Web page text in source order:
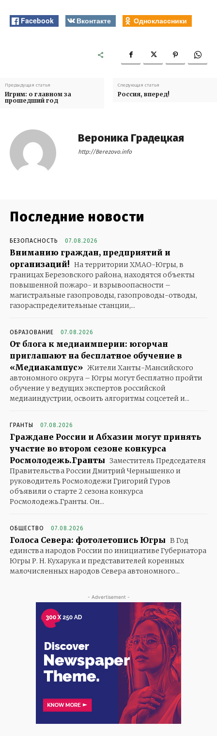
Facebook Вконтакте Одноклассники
Предыдущая статья
Игрим: о главном за
прошедший год
Следующая статья
Россия, вперед!
Вероника Градецкая
http://Berezovo.info
Последние новости
БЕЗОПАСНОСТЬ 07.08.2026
Вниманию граждан, предприятий и
организаций! На территории ХМАО-Югры, в
границах Березовского района, находятся объекты
повышенной пожаро- и взрывоопасности –
магистральные газопроводы, газопроводы-отводы,
газораспределительные станции,...
ОБРАЗОВАНИЕ 07.08.2026
От блога к медиаимперии: югорчан
приглашают на бесплатное обучение в
«Медиакампус» Жители Ханты-Мансийского
автономного округа – Югры могут бесплатно пройти
обучение у ведущих экспертов российской
медиаиндустрии, освоить алгоритмы соцсетей и...
ГРАНТЫ 07.08.2026
Граждане России и Абхазии могут принять
участие во втором сезоне конкурса
Росмолодежь.Гранты Заместитель Председателя
Правительства России Дмитрий Чернышенко и
руководитель Росмолодежи Григорий Гуров
объявили о старте 2 сезона конкурса
Росмолодежь.Гранты. Он...
ОБЩЕСТВО 07.08.2026
Голоса Севера: фотолетопись Югры В Год
единства народов России по инициативе Губернатора
Югры Р. Н. Кухарука и представителей коренных
малочисленных народов Севера автономного...
- Advertisement -